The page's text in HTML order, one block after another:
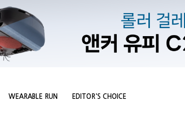
WEARABLE RUN EDITOR'S CHOICE